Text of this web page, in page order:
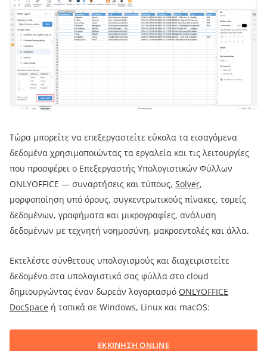
Τώρα μπορείτε να επεξεργαστείτε εύκολα τα εισαγόμενα
δεδομένα χρησιμοποιώντας τα εργαλεία και τις λειτουργίες
που προσφέρει ο Επεξεργαστής Υπολογιστικών Φύλλων
ONLYOFFICE — συναρτήσεις και τύπους, Solver,
μορφοποίηση υπό όρους, συγκεντρωτικούς πίνακες, τομείς
δεδομένων, γραφήματα και μικρογραφίες, ανάλυση
δεδομένων με τεχνητή νοημοσύνη, μακροεντολές και άλλα.
Εκτελέστε σύνθετους υπολογισμούς και διαχειριστείτε
δεδομένα στα υπολογιστικά σας φύλλα στο cloud
δημιουργώντας έναν δωρεάν λογαριασμό ONLYOFFICE
DocSpace ή τοπικά σε Windows, Linux και macOS:
ΕΚΚΙΝΗΣΗ ONLINE